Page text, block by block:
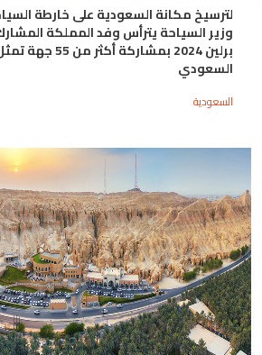
لترسيخ مكانة السعودية على خارطة
برلين 2024
السعودي
السعودية